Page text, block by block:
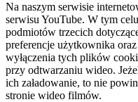
Na naszym serwisie
serwisu YouTube. W tym
podmiotów trzecich
preferencje użytkownika
wyłączenia tych plików
przy odtwarzaniu wideo.
ich załadowanie, to nie
stronie wideo filmów.